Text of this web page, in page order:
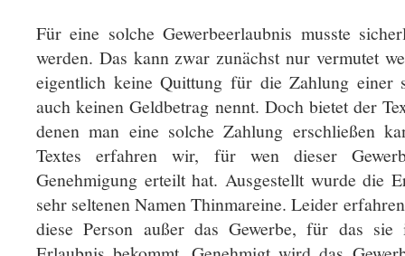
Für eine solche Gewerbeerlaubnis musste
werden. Das kann zwar zunächst nur vermutet
eigentlich keine Quittung für die Zahlung einer
auch keinen Geldbetrag nennt. Doch bietet der
denen man eine solche Zahlung erschließen
Textes erfahren wir, für wen dieser
Genehmigung erteilt hat. Ausgestellt wurde die
sehr seltenen Namen Thinmareine. Leider
diese Person außer das Gewerbe, für das